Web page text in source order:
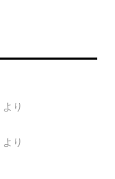
より
より